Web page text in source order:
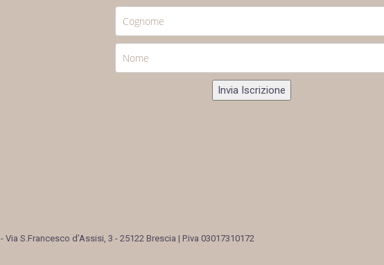
Invia Iscrizione
- Via S.Francesco d’Assisi, 3 - 25122 Brescia | P.iva 03017310172